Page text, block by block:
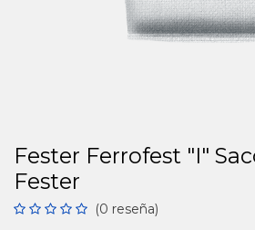
Fester Ferrofest "I"
Fester
(0 reseña)